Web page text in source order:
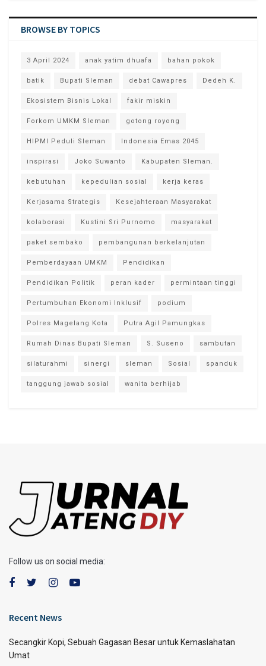
BROWSE BY TOPICS
3 April 2024 anak yatim dhuafa bahan pokok
batik Bupati Sleman debat Cawapres Dedeh K.
Ekosistem Bisnis Lokal fakir miskin
Forkom UMKM Sleman gotong royong
HIPMI Peduli Sleman Indonesia Emas 2045
inspirasi Joko Suwanto Kabupaten Sleman.
kebutuhan kepedulian sosial kerja keras
Kerjasama Strategis Kesejahteraan Masyarakat
kolaborasi Kustini Sri Purnomo masyarakat
paket sembako pembangunan berkelanjutan
Pemberdayaan UMKM Pendidikan
Pendidikan Politik peran kader permintaan tinggi
Pertumbuhan Ekonomi Inklusif podium
Polres Magelang Kota Putra Agil Pamungkas
Rumah Dinas Bupati Sleman S. Suseno sambutan
silaturahmi sinergi sleman Sosial spanduk
tanggung jawab sosial wanita berhijab
Follow us on social media:
Recent News
Secangkir Kopi, Sebuah Gagasan Besar untuk Kemaslahatan
Umat